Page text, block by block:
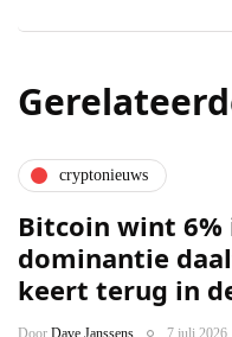
cryptonieuws
Bitcoin wint 6%
dominantie
keert terug in
Door Dave Janssens 7 juli 2026